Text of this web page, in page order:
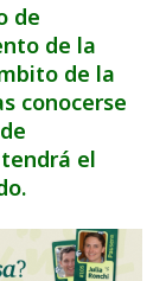
de
de la
de la
conocerse
el